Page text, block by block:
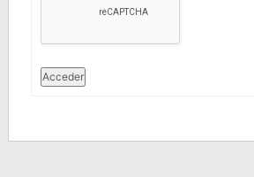
Acceder